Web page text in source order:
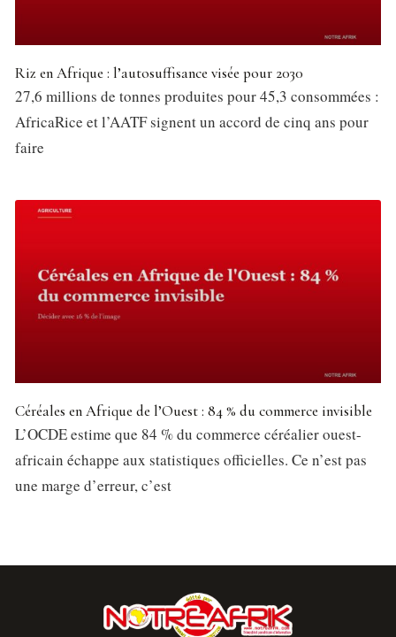
Riz en Afrique : l’autosuffisance visée pour 2030
27,6 millions de tonnes produites pour 45,3 consommées :
AfricaRice et l’AATF signent un accord de cinq ans pour
faire
Céréales en Afrique de l’Ouest : 84 % du commerce invisible
L’OCDE estime que 84 % du commerce céréalier ouest-
africain échappe aux statistiques officielles. Ce n’est pas
une marge d’erreur, c’est